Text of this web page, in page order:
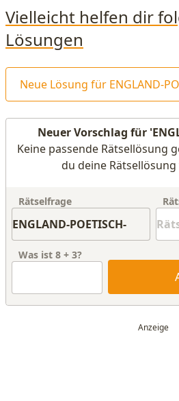
Vielleicht helfen dir
Lösungen
Neue Lösung für ENGLAND-
Neuer Vorschlag für
Keine passende Rätsellösung
du deine
Rätselfrage
Was ist 8 + 3?